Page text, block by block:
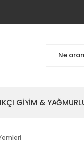
GİYİM &